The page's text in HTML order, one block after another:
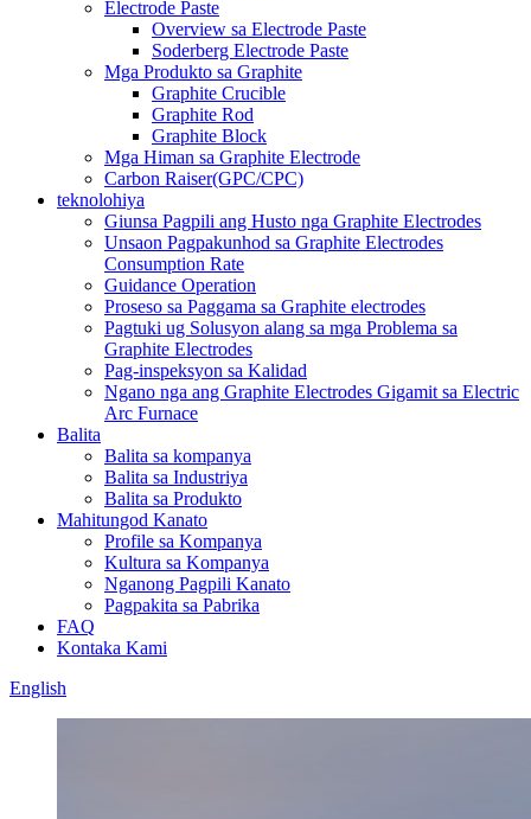
Electrode Paste
Overview sa Electrode Paste
Soderberg Electrode Paste
Mga Produkto sa Graphite
Graphite Crucible
Graphite Rod
Graphite Block
Mga Himan sa Graphite Electrode
Carbon Raiser(GPC/CPC)
teknolohiya
Giunsa Pagpili ang Husto nga Graphite Electrodes
Unsaon Pagpakunhod sa Graphite Electrodes
Consumption Rate
Guidance Operation
Proseso sa Paggama sa Graphite electrodes
Pagtuki ug Solusyon alang sa mga Problema sa
Graphite Electrodes
Pag-inspeksyon sa Kalidad
Ngano nga ang Graphite Electrodes Gigamit sa Electric
Arc Furnace
Balita
Balita sa kompanya
Balita sa Industriya
Balita sa Produkto
Mahitungod Kanato
Profile sa Kompanya
Kultura sa Kompanya
Nganong Pagpili Kanato
Pagpakita sa Pabrika
FAQ
Kontaka Kami
English